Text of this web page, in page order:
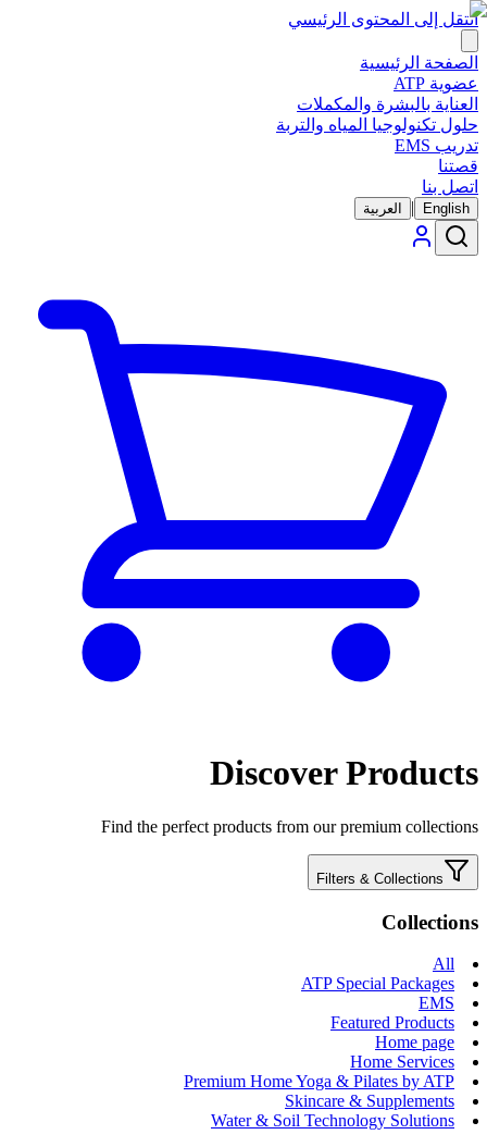
انتقل إلى المحتوى الرئيسي
الصفحة الرئيسية
عضوية ATP
العناية بالبشرة والمكملات
حلول تكنولوجيا المياه والتربة
تدريب EMS
قصتنا
اتصل بنا
English
| العربية
Discover Products
Find the perfect products from our premium collections
Filters & Collections
Collections
All
ATP Special Packages
EMS
Featured Products
Home page
Home Services
Premium Home Yoga & Pilates by ATP
Skincare & Supplements
Water & Soil Technology Solutions